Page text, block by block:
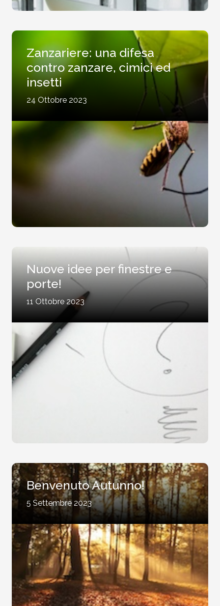
Zanzariere: una difesa
contro zanzare, cimici ed
insetti
24 Ottobre 2023
Nuove idee per finestre e
porte!
11 Ottobre 2023
Benvenuto Autunno!
5 Settembre 2023